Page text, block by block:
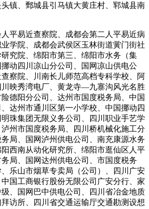
镇、鄄城县引马镇大黄庄村、郓城县南
易近查察院、成都会第二人平易近病
学院、成都会武侯区玉林街道黉门街社
究院、绵阳市第三、绵阳市水务（集
动四川凉山分公司、国网凉山供电公
察院、川南长儿师范高档专科学校、阿
映秀湾电厂、黄龙寺—九寨沟风光名胜
德阳分公司、达州市国度税务局、中国
达州市通川区第一小学校、中国挪动四
珠集团无限义务公司、四川职业手艺学
州市国度税务局、四川桥机械化施工分
局、国网泸州供电公司、南充康源水务
西南从动化研究所、绵阳市逛仙区人平
局、国网达州供电公司、市国度税务
乐山市烟草专卖局（公司）、四川广安
国工商银行股份无限公司广安分行、家
、国网巴中供电公司、四川省冶金地质
访所、四川省交通运输厅交通勘测设想